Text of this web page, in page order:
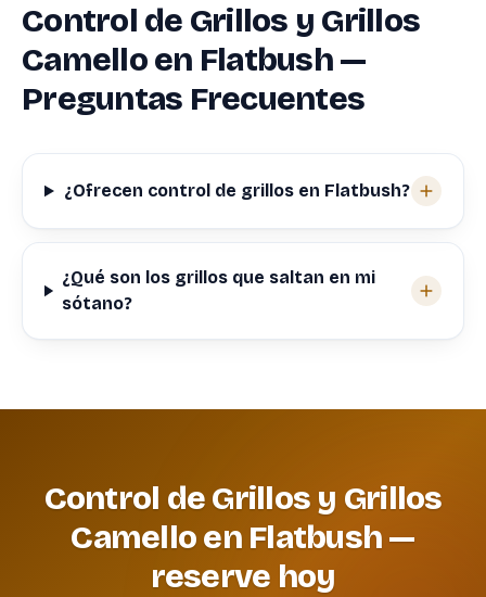
Control de Grillos y Grillos
Camello en Flatbush —
Preguntas Frecuentes
¿Ofrecen control de grillos en Flatbush?
¿Qué son los grillos que saltan en mi
sótano?
Control de Grillos y Grillos
Camello en Flatbush —
reserve hoy